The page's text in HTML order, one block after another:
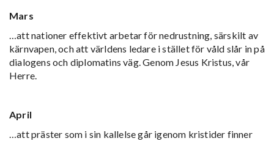
Mars
…att nationer effektivt arbetar för nedrustning, särskilt av
kärnvapen, och att världens ledare i stället för våld slår in på
dialogens och diplomatins väg. Genom Jesus Kristus, vår
Herre.
April
…att präster som i sin kallelse går igenom kristider finner